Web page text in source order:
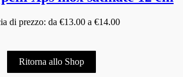
di prezzo: da €13.00 a €14.00
Ritorna allo Shop